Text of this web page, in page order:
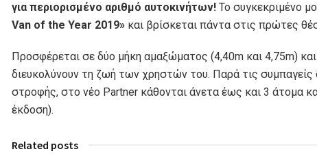
για περιορισμένο αριθμό αυτοκινήτων! Το συγκεκριμένο
Van of the Year 2019» και βρίσκεται πάντα στις πρώτες
Προσφέρεται σε δύο μήκη αμαξώματος (4,40m και 4,75m)
διευκολύνουν τη ζωή των χρηστών του. Παρά τις
στροφής, στο νέο Partner κάθονται άνετα έως και 3 άτομα
έκδοση).
Related posts